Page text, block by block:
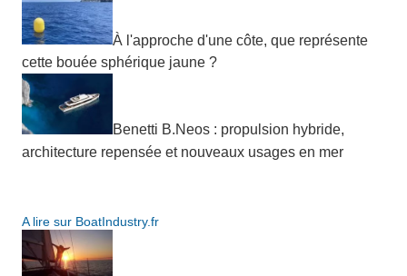
À l'approche d'une côte, que représente
cette bouée sphérique jaune ?
Benetti B.Neos : propulsion hybride,
architecture repensée et nouveaux usages en mer
A lire sur BoatIndustry.fr